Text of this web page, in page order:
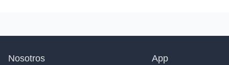
Nosotros App